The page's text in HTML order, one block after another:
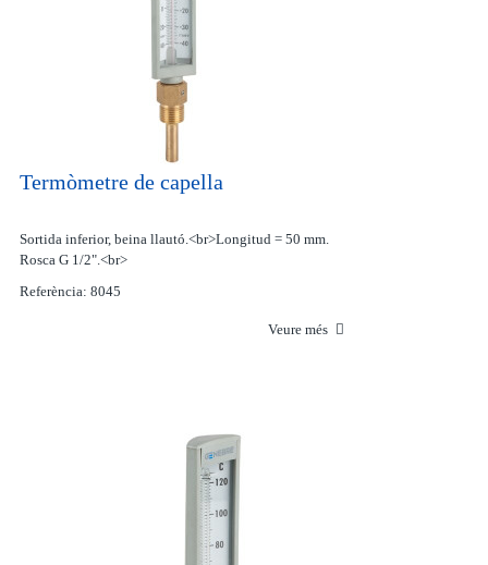
Termòmetre de capella
Sortida inferior, beina llautó.<br>Longitud = 50 mm.
Rosca G 1/2".<br>
Referència: 8045
Veure més